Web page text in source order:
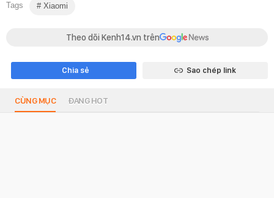
Tags Xiaomi
Theo dõi Kenh14.vn trên
Chia sẻ Sao chép link
CÙNG MỤC ĐANG HOT